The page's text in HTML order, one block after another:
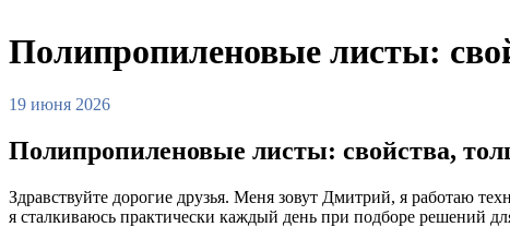
Полипропиленовые листы:
19 июня 2026
Полипропиленовые листы: свойства,
Здравствуйте дорогие друзья. Меня зовут Дмитрий, я работаю
я сталкиваюсь практически каждый день при подборе решений